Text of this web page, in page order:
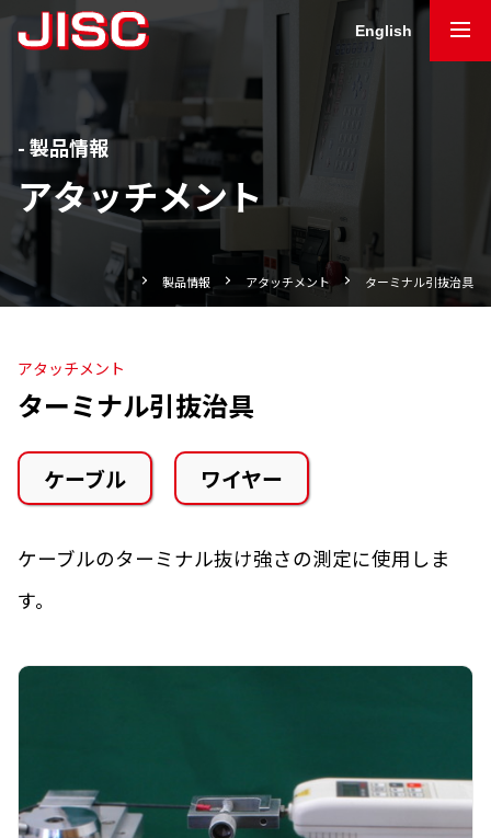
English
製品情報
アタッチメント
製品情報 アタッチメント ターミナル引抜治具
アタッチメント
ターミナル引抜治具
ケーブル ワイヤー
ケーブルのターミナル抜け強さの測定に使用しま
す。